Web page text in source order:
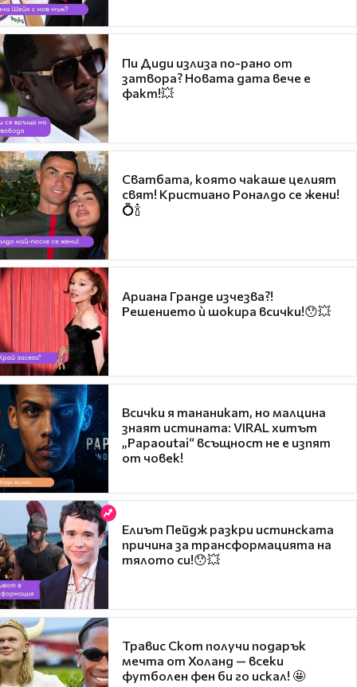
Пи Диди излиза по-рано от
затвора? Новата дата вече е
факт!💥
Сватбата, която чакаше целият
свят! Кристиано Роналдо се жени!
💍🍾
Ариана Гранде изчезва?!
Решението ѝ шокира всички!😯💥
Всички я тананикат, но малцина
знаят истината: VIRAL хитът
„Papaoutai“ всъщност не е изпят
от човек!
Елиът Пейдж разкри истинската
причина за трансформацията на
тялото си!😯💥
Травис Скот получи подарък
мечта от Холанд — всеки
футболен фен би го искал! 🤩